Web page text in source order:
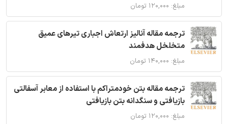
مبلغ: ۱۲۰,۰۰۰ تومان
ترجمه مقاله آنالیز ارتعاش اجباری تیرهای عمیق
متخلخل هدفمند
مبلغ: ۱۴۰,۰۰۰ تومان
ترجمه مقاله بتن خودمتراکم با استفاده از معابر آسفالتی
بازیافتی و سنگدانه بتن بازیافتی
مبلغ: ۱۲۰,۰۰۰ تومان